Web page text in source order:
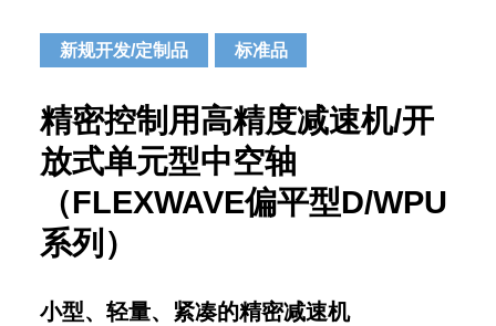
新规开发/定制品 标准品
精密控制用高精度减速机/开
放式单元型中空轴
（FLEXWAVE偏平型D/WPU
系列）
小型、轻量、紧凑的精密减速机